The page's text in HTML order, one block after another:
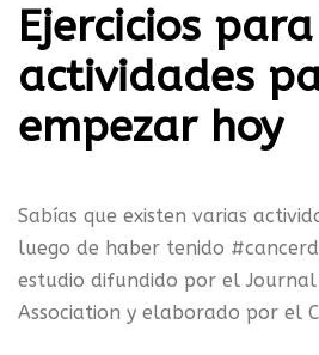
Ejercicios
actividades
empezar hoy
Sabías que existen varias
luego de haber tenido
estudio difundido por el
Association y elaborado por el